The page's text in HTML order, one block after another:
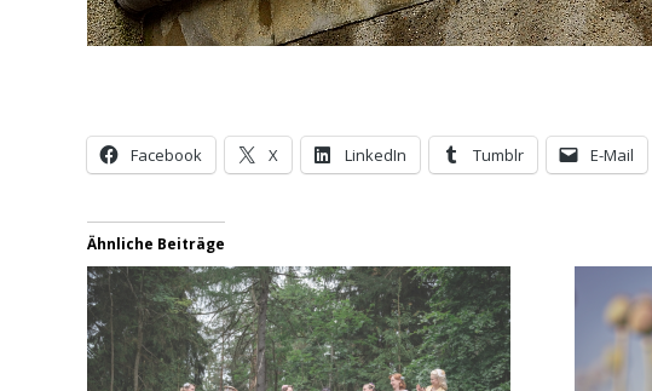
Facebook X LinkedIn Tumblr E-Mail
Ähnliche Beiträge